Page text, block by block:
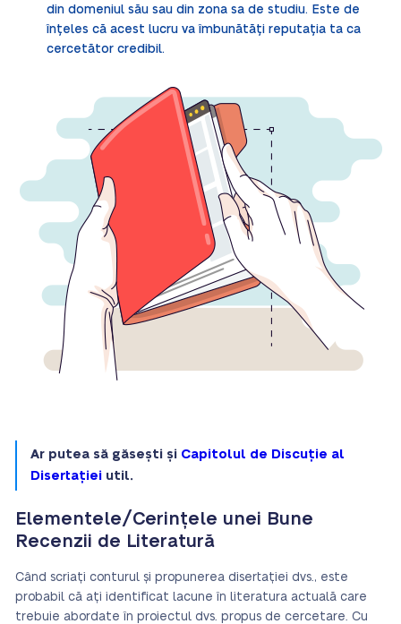
din domeniul său sau din zona sa de studiu. Este de
înțeles că acest lucru va îmbunătăți reputația ta ca
cercetător credibil.
Ar putea să găsești și Capitolul de Discuție al
Disertației util.
Elementele/Cerințele unei Bune
Recenzii de Literatură
Când scriați conturul și propunerea disertației dvs., este
probabil că ați identificat lacune în literatura actuală care
trebuie abordate în proiectul dvs. propus de cercetare. Cu